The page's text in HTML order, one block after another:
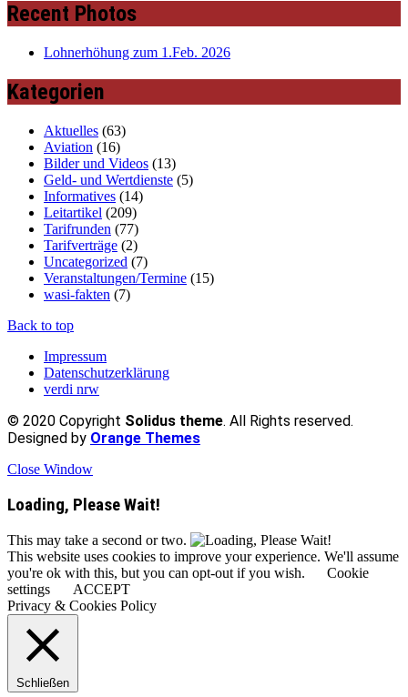
Recent Photos
Lohnerhöhung zum 1.Feb. 2026
Kategorien
Aktuelles (63)
Aviation (16)
Bilder und Videos (13)
Geld- und Wertdienste (5)
Informatives (14)
Leitartikel (209)
Tarifrunden (77)
Tarifverträge (2)
Uncategorized (7)
Veranstaltungen/Termine (15)
wasi-fakten (7)
Back to top
Impressum
Datenschutzerklärung
verdi nrw
© 2020 Copyright Solidus theme. All Rights reserved.
Designed by Orange Themes
Close Window
Loading, Please Wait!
This may take a second or two.
This website uses cookies to improve your experience. We'll assume
you're ok with this, but you can opt-out if you wish.
Cookie
settings
ACCEPT
Privacy & Cookies Policy
Schließen